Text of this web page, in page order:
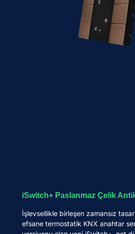
iSwitch+ Paslanmaz Çelik
İşlevsellikle birleşen zamansız
efsane termostatik KNX anahtar